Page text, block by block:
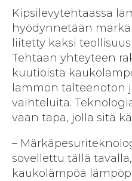
Kipsilevytehtaassa
hyödynnetään
liitetty kaksi
Tehtaan yhteyteen
kuutioista
lämmön talteenoton
vaihteluita.
vaan tapa, jolla sitä
–
sovellettu tällä
kaukolämpöä